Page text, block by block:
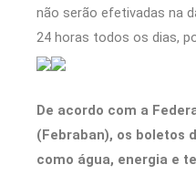
não serão efetivadas na
24 horas todos os dias,
De acordo com a
(Febraban), os boletos
como água, energia e